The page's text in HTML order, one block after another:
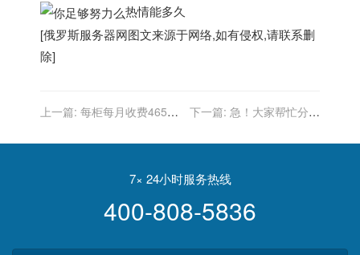
热情能多久
[俄罗斯服务器网图文来源于网络,如有侵权,请联系删
除]
上一篇: 每柜每月收费46500
旦实施将是灾难性
下一篇: 急！大家帮忙分析
到骗子了！
7× 24小时服务热线
400-808-5836